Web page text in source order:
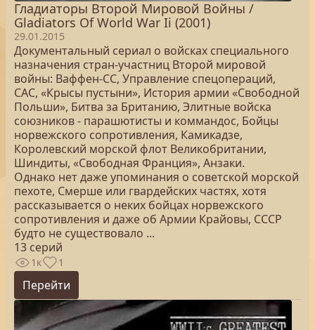
Гладиаторы Второй Мировой Войны /
Gladiators Of World War Ii (2001)
29.01.2015
Документальный сериал о войсках специального
назначения стран-участниц Второй мировой
войны: Ваффен-СС, Управление спецопераций,
САС, «Крысы пустыни», История армии «Свободной
Польши», Битва за Британию, Элитные войска
союзников - парашютисты и коммандос, Бойцы
норвежского сопротивления, Камикадзе,
Королевский морской флот Великобритании,
Шиндиты, «Свободная Франция», Анзаки.
Однако нет даже упоминания о советской морской
пехоте, Смерше или гвардейских частях, хотя
рассказывается о неких бойцах норвежского
сопротивления и даже об Армии Крайовы, СССР
будто не существовало ...
13 серий
1к 1
Перейти